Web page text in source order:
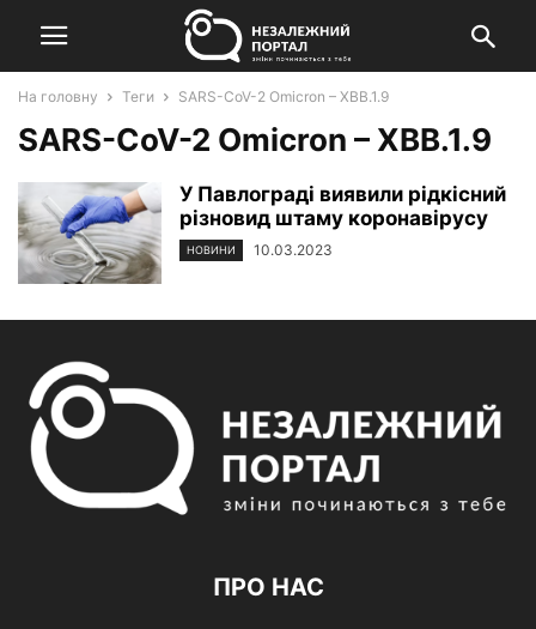
На головну Теги SARS-CoV-2 Omicron – XBB.1.9
SARS-CoV-2 Omicron – XBB.1.9
У Павлограді виявили рідкісний
різновид штаму коронавірусу
НОВИНИ 10.03.2023
ПРО НАС